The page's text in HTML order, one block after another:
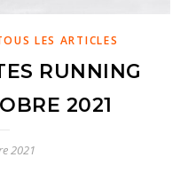
LES ARTICLES
RUNNING
2021
2021